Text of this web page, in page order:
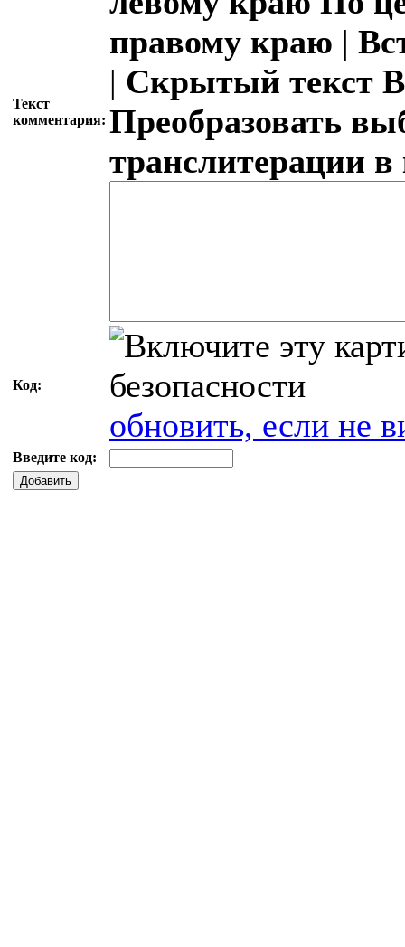
Текст
комментария:
правому краю |
| Скрытый текст
Преобразовать
транслитерации
Код:
обновить, если не
Введите код:
Добавить